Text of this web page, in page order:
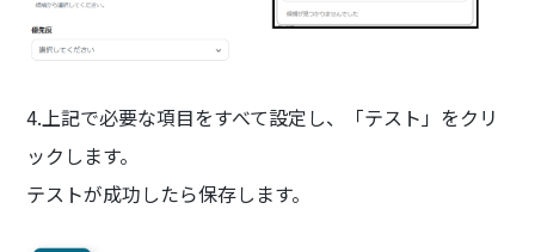
4.上記で必要な項目をすべて設定し、「テスト」をクリ
ックします。
テストが成功したら保存します。